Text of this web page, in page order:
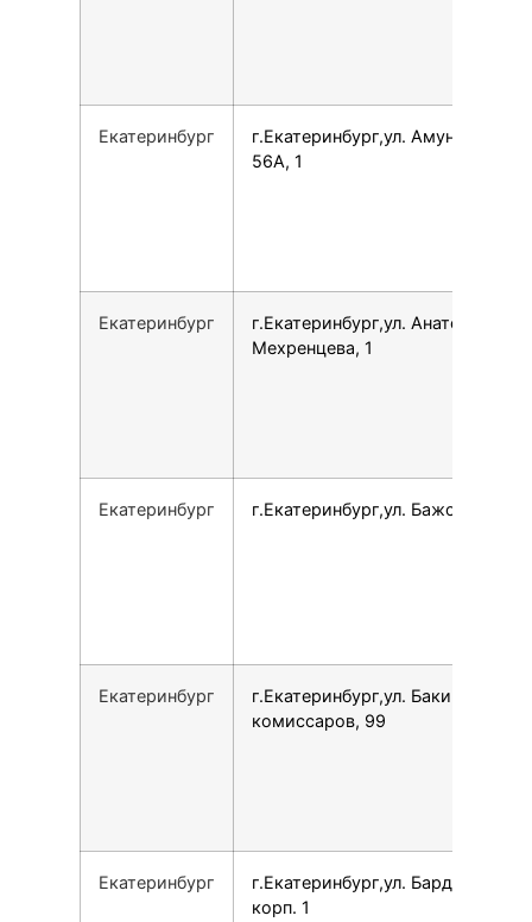
Екатеринбург
г.Екатеринбург,ул. Амундсена,
56А, 1
Екатеринбург
г.Екатеринбург,ул. Анатолия
Мехренцева, 1
Екатеринбург г.Екатеринбург,ул. Бажова, 125
Екатеринбург
г.Екатеринбург,ул. Бакинских
комиссаров, 99
Екатеринбург
г.Екатеринбург,ул. Бардина, 11
корп. 1